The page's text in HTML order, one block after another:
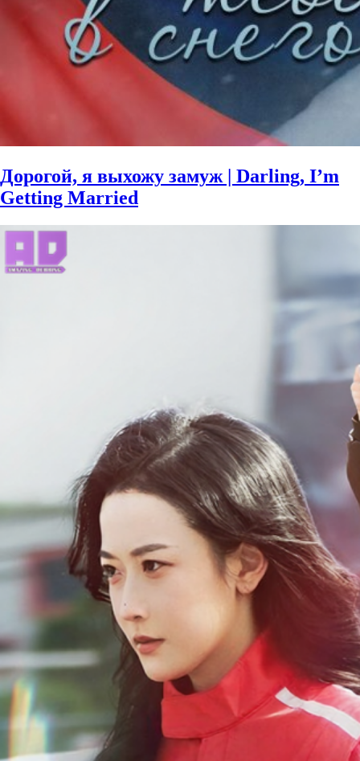
Дорогой, я выхожу замуж | Darling, I’m
Getting Married